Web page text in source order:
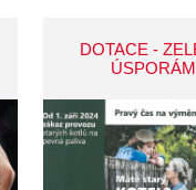
DOTACE -
ÚSPORÁM